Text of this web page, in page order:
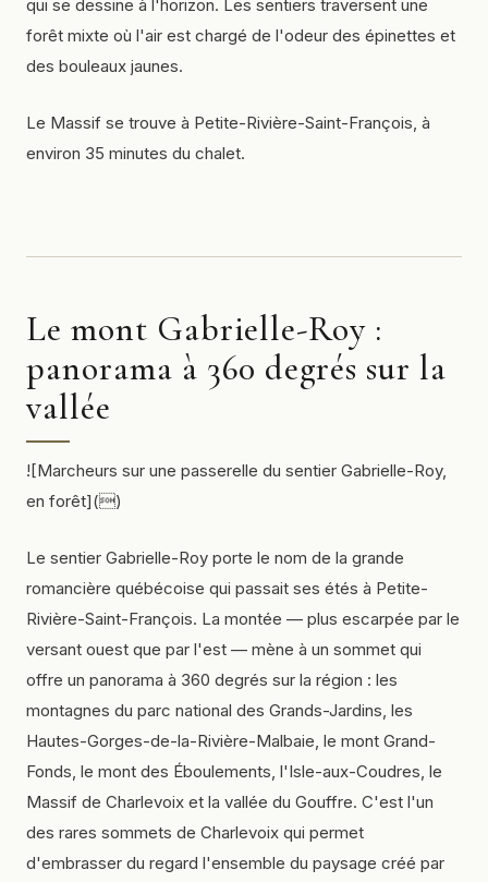
qui se dessine à l'horizon. Les sentiers traversent une
forêt mixte où l'air est chargé de l'odeur des épinettes et
des bouleaux jaunes.
Le Massif se trouve à Petite-Rivière-Saint-François, à
environ 35 minutes du chalet.
Le mont Gabrielle-Roy :
panorama à 360 degrés sur la
vallée
![Marcheurs sur une passerelle du sentier Gabrielle-Roy,
en forêt]()
Le sentier Gabrielle-Roy porte le nom de la grande
romancière québécoise qui passait ses étés à Petite-
Rivière-Saint-François. La montée — plus escarpée par le
versant ouest que par l'est — mène à un sommet qui
offre un panorama à 360 degrés sur la région : les
montagnes du parc national des Grands-Jardins, les
Hautes-Gorges-de-la-Rivière-Malbaie, le mont Grand-
Fonds, le mont des Éboulements, l'Isle-aux-Coudres, le
Massif de Charlevoix et la vallée du Gouffre. C'est l'un
des rares sommets de Charlevoix qui permet
d'embrasser du regard l'ensemble du paysage créé par